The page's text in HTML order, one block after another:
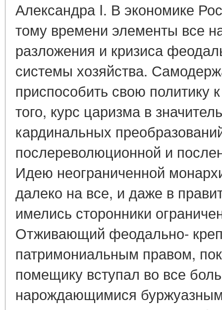
Александра I. В экономике
тому времени элементы все
разложения и кризиса
системы хозяйства.
приспособить свою политику
того, курс царизма в
кардинальных
послереволюционной и
Идею неограниченной
далеко на все, и даже в
имелись сторонники
Отживающий феодально-
патримониальным правом,
помещику вступал во все
нарождающимися